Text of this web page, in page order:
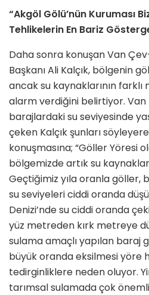
“Akgöl Gölü’nün Kuruması
Tehlikelerin En Bariz
Daha sonra konuşan Van
Başkanı Ali Kalçık, bölgenin
ancak su kaynaklarının farklı
alarm verdiğini belirtiyor.
barajlardaki su seviyesinde
çeken Kalçık şunları
konuşmasına; “Göller Yöresi
bölgemizde artık su
Geçtiğimiz yıla oranla göller,
su seviyeleri ciddi oranda
Denizi’nde su ciddi oranda
yüz metreden kırk metreye
sulama amaçlı yapılan baraj
büyük oranda eksilmesi yöre
tedirginliklere neden oluyor.
tarımsal sulamada çok